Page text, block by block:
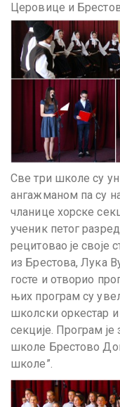
Церовице и
Све три школе су
ангажманом па су
чланице хорске
ученик петог
рецитовао je своје
из Брестова, Лука
госте и отворио
њих програм су
школски оркестар
секције. Програм
школе Брестово
школе”.